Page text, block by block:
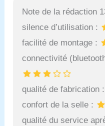
Note de la rédaction
silence d’utilisation :
facilité de montage :
connectivité
qualité de fabrication :
confort de la selle :
qualité du service